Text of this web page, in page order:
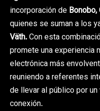
incorporación de
quienes se suman a los
Väth.Con esta
promete una experiencia
electrónica más
reuniendo a referentes
de llevar al público por
conexión.